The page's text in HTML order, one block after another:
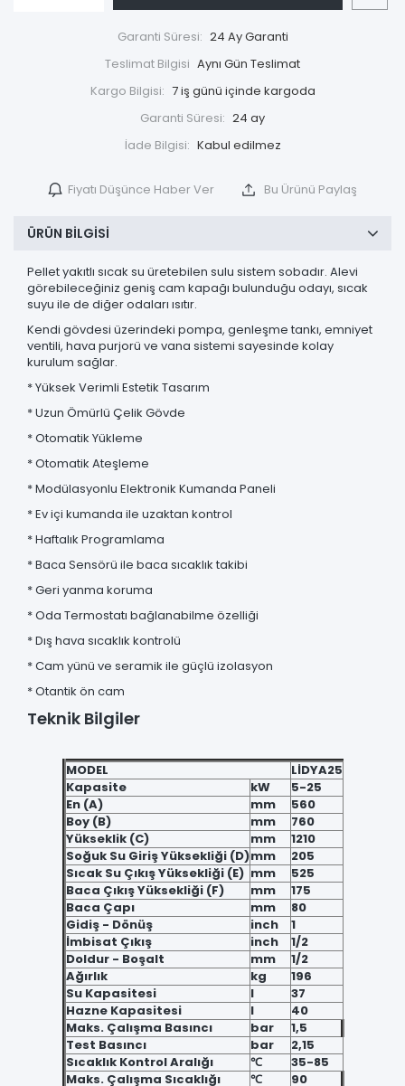
Garanti Süresi: 24 Ay Garanti
Teslimat Bilgisi Aynı Gün Teslimat
Kargo Bilgisi: 7 iş günü içinde kargoda
Garanti Süresi: 24 ay
İade Bilgisi:
Fiyatı Düşünce Haber Ver Bu Ürünü Paylaş
ÜRÜN BILGISI
Pellet yakıtlı sıcak su üretebilen sulu sistem sobadır. Alevi
görebileceğiniz geniş cam kapağı bulunduğu odayı, sıcak
suyu ile de diğer odaları ısıtır.
Kendi gövdesi üzerindeki pompa, genleşme tankı, emniyet
ventili, hava purjorü ve vana sistemi sayesinde kolay
kurulum sağlar.
* Yüksek Verimli Estetik Tasarım
* Uzun Ömürlü Çelik Gövde
* Otomatik Yükleme
* Otomatik Ateşleme
* Modülasyonlu Elektronik Kumanda Paneli
* Ev içi kumanda ile uzaktan kontrol
* Haftalık Programlama
* Baca Sensörü ile baca sıcaklık takibi
* Geri yanma koruma
* Oda Termostatı bağlanabilme özelliği
* Dış hava sıcaklık kontrolü
* Cam yünü ve seramik ile güçlü izolasyon
* Otantik ön cam
Teknik Bilgiler
MODEL
LİDYA25
Kapasite
kW
5-25
En (A)
mm
560
Boy (B)
mm
760
Yükseklik (C)
mm
1210
Soğuk Su Giriş Yüksekliği (D)mm
205
Sıcak Su Çıkış Yüksekliği (E)
mm
525
Baca Çıkış Yüksekliği (F)
mm
175
Baca Çapı
mm
80
Gidiş - Dönüş
inch
1
İmbisat Çıkış
inch
1/2
Doldur - Boşalt
mm
1/2
Ağırlık
kg
196
Su Kapasitesi
l
37
Hazne Kapasitesi
l
40
Maks. Çalışma Basıncı
bar
1,5
Test Basıncı
bar
2,15
Sıcaklık Kontrol Aralığı
℃
35-85
Maks. Çalışma Sıcaklığı
℃
90